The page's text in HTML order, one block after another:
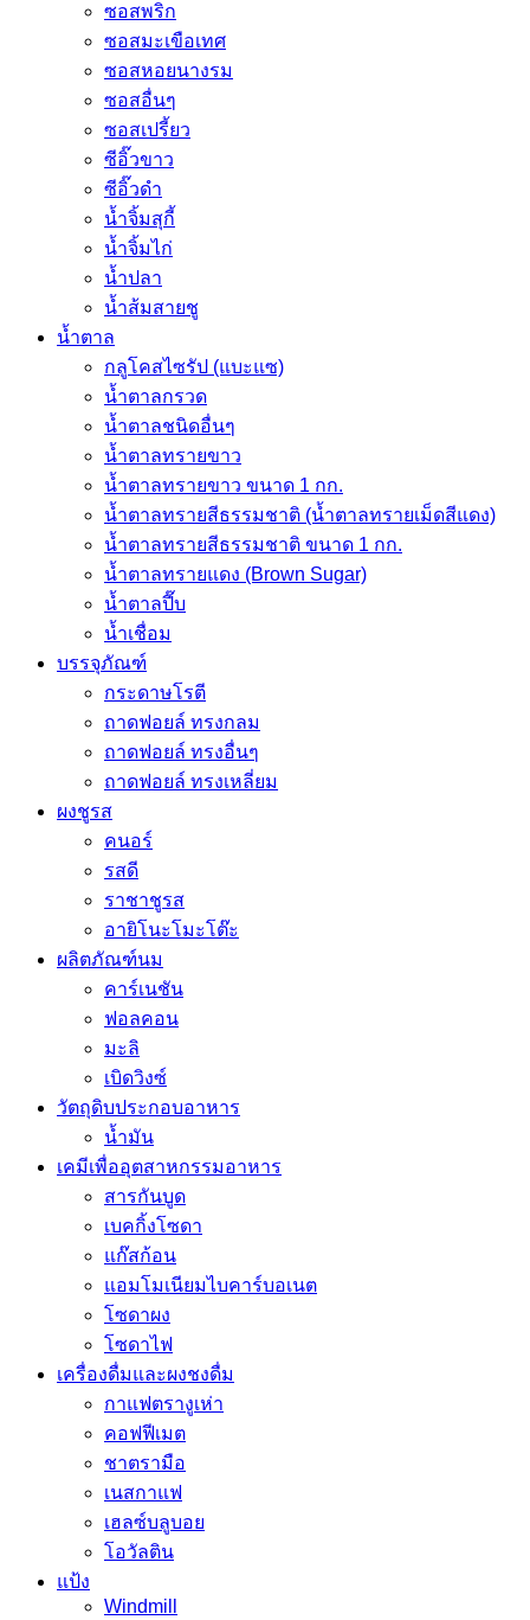
ซอสพริก
ซอสมะเขือเทศ
ซอสหอยนางรม
ซอสอื่นๆ
ซอสเปรี้ยว
ซีอิ๊วขาว
ซีอิ๊วดำ
น้ำจิ้มสุกี้
น้ำจิ้มไก่
น้ำปลา
น้ำส้มสายชู
น้ำตาล
กลูโคสไซรัป (แบะแซ)
น้ำตาลกรวด
น้ำตาลชนิดอื่นๆ
น้ำตาลทรายขาว
น้ำตาลทรายขาว ขนาด 1 กก.
น้ำตาลทรายสีธรรมชาติ (น้ำตาลทรายเม็ดสีแดง)
น้ำตาลทรายสีธรรมชาติ ขนาด 1 กก.
น้ำตาลทรายแดง (Brown Sugar)
น้ำตาลปี๊บ
น้ำเชื่อม
บรรจุภัณฑ์
กระดาษโรตี
ถาดฟอยล์ ทรงกลม
ถาดฟอยล์ ทรงอื่นๆ
ถาดฟอยล์ ทรงเหลี่ยม
ผงชูรส
คนอร์
รสดี
ราชาชูรส
อายิโนะโมะโต๊ะ
ผลิตภัณฑ์นม
คาร์เนชัน
ฟอลคอน
มะลิ
เบิดวิงซ์
วัตถุดิบประกอบอาหาร
น้ำมัน
เคมีเพื่ออุตสาหกรรมอาหาร
สารกันบูด
เบคกิ้งโซดา
แก๊สก้อน
แอมโมเนียมไบคาร์บอเนต
โซดาผง
โซดาไฟ
เครื่องดื่มและผงชงดื่ม
กาแฟตรางูเห่า
คอฟฟีเมต
ชาตรามือ
เนสกาแฟ
เฮลซ์บลูบอย
โอวัลติน
แป้ง
Windmill